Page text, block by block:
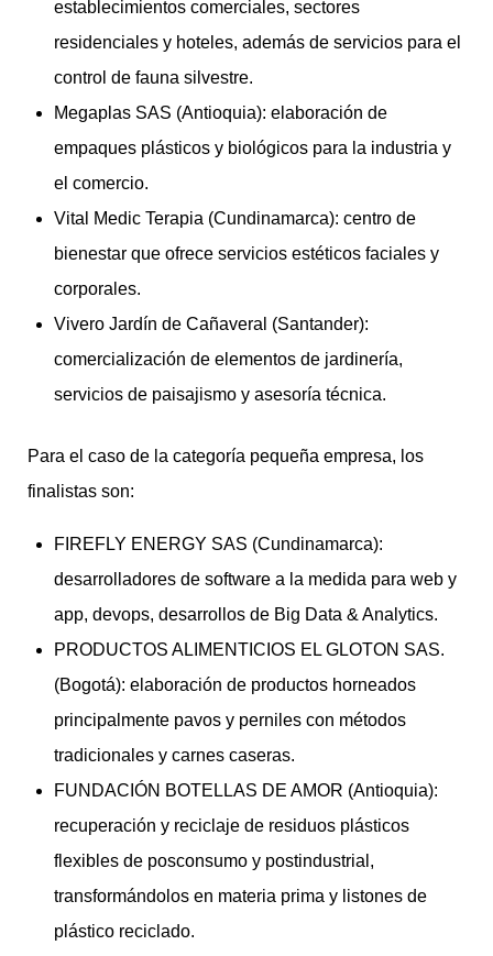
establecimientos comerciales, sectores
residenciales y hoteles, además de servicios para el
control de fauna silvestre.
Megaplas SAS (Antioquia): elaboración de
empaques plásticos y biológicos para la industria y
el comercio.
Vital Medic Terapia (Cundinamarca): centro de
bienestar que ofrece servicios estéticos faciales y
corporales.
Vivero Jardín de Cañaveral (Santander):
comercialización de elementos de jardinería,
servicios de paisajismo y asesoría técnica.
Para el caso de la categoría pequeña empresa, los
finalistas son:
FIREFLY ENERGY SAS (Cundinamarca):
desarrolladores de software a la medida para web y
app, devops, desarrollos de Big Data & Analytics.
PRODUCTOS ALIMENTICIOS EL GLOTON SAS.
(Bogotá): elaboración de productos horneados
principalmente pavos y perniles con métodos
tradicionales y carnes caseras.
FUNDACIÓN BOTELLAS DE AMOR (Antioquia):
recuperación y reciclaje de residuos plásticos
flexibles de posconsumo y postindustrial,
transformándolos en materia prima y listones de
plástico reciclado.